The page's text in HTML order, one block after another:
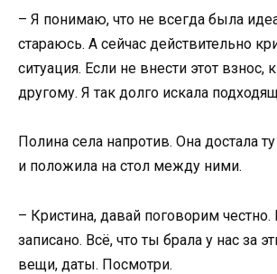
– Я понимаю, что не всегда была
стараюсь. А сейчас действительно
ситуация. Если не внести этот взнос,
другому. Я так долго искала
Полина села напротив. Она достала
и положила на стол между ними.
– Кристина, давай поговорим честно.
записано. Всё, что ты брала у нас за
вещи, даты. Посмотри.